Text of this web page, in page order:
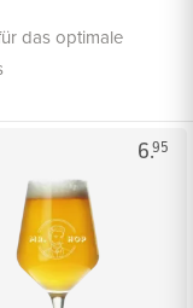
das optimale
6.95